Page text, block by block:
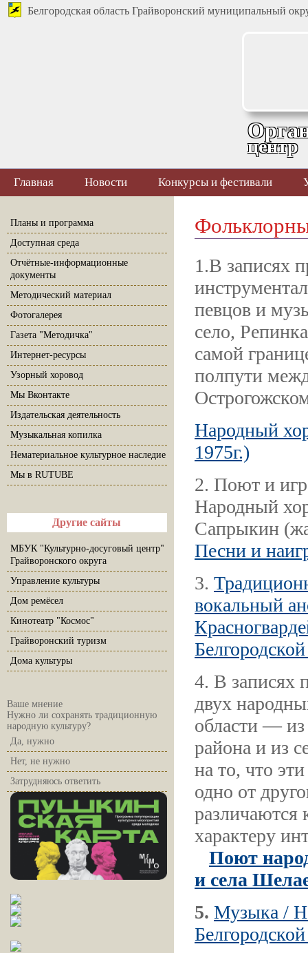
Белгородская область Грайворонский муниципальный
центр
Главная Новости Конкурсы и фестивали
Планы и программа
Доступная среда
Отчётные-информационные
документы
Методический материал
Фотогалерея
Газета "Методичка"
Интернет-ресурсы
Узорный хоровод
Мы Вконтакте
Издательская деятельность
Музыкальная копилка
Нематериальное культурное наследие
Мы в RUTUBE
Другие сайты
МБУК "Культурно-досуговый центр"
Грайворонского округа
Управление культуры
Дом ремёсел
Кинотеатр "Космос"
Грайворонский туризм
Дома культуры
Ваше мнение
Нужно ли сохранять традиционную
народную культуру?
Да, нужно
Нет, не нужно
Затрудняюсь ответить
1.В записях
певцов и
село,
самой
полпути
Народный
1975г.)
2. Поют и
Народный
Сапрыкин
Песни и
3.
вокальный
4. В записях
двух
области — из
района и из
на то, что
одно от
различаются
характеру
Поют
и села
5. Музыка /